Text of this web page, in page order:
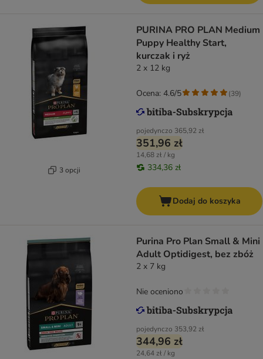
3 opcji
PURINA PRO PLAN Medium
Puppy Healthy Start,
kurczak i ryż
2 x 12 kg
pojedynczo 365,92 zł
351,96 zł
14,68 zł / kg
334,36 zł
Ocena: 4.6/5 (39)
Dodaj do koszyka
Purina Pro Plan Small & Mini
Adult Optidigest, bez zbóż
2 x 7 kg
pojedynczo 353,92 zł
344,96 zł
24,64 zł / kg
Nie oceniono